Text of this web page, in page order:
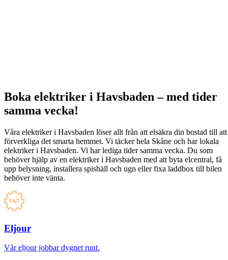
Boka elektriker i Havsbaden – med tider
samma vecka!
Våra elektriker i Havsbaden löser allt från att elsäkra din bostad till att
förverkliga det smarta hemmet. Vi täcker hela Skåne och har lokala
elektriker i Havsbaden. Vi har lediga tider samma vecka. Du som
behöver hjälp av en elektriker i Havsbaden med att byta elcentral, få
upp belysning, installera spishäll och ugn eller fixa laddbox till bilen
behöver inte vänta.
Eljour
Vår eljour jobbar dygnet runt.